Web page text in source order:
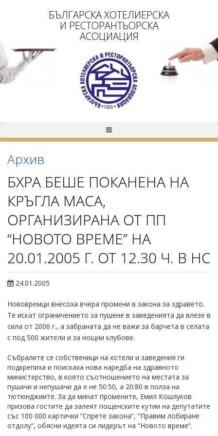
БЪЛГАРСКА ХОТЕЛИЕРСКА
И РЕСТОРАНТЬОРСКА
АСОЦИАЦИЯ
Архив
БХРА БЕШЕ ПОКАНЕНА НА
КРЪГЛА МАСА,
ОРГАНИЗИРАНА ОТ ПП
“НОВОТО ВРЕМЕ” НА
20.01.2005 Г. ОТ 12.30 Ч. В НС
24.01.2005
Нововремци внесоха вчера промени в закона за здравето.
Те искат ограничението за пушене в заведенията да влезе в
сила от 2006 г., а забраната да не важи за барчета в селата
с под 500 жители и за нощни клубове.
Събралите се собственици на хотели и заведения ги
подкрепиха и поискаха нова наредба на здравното
министерство, в която съотношението на местата за
пушачи и непушачи да е не 50:50, а 20:80 в полза на
тютюнджиите. За да минат промените, Емил Кошлуков
призова гостите да залеят пощенските кутии на депутатите
със 100 000 картички “Спрете закона”, “Правим лобиране
отдолу”, обясни идеята си лидерът на “Новото време”.